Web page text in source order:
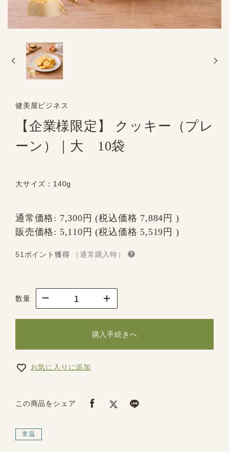
健美屋ビジネス
【企業様限定】 クッキー（プレ
ーン）｜大 10袋
大サイズ：140g
通常価格: 7,300円 (税込価格 7,884円 )
販売価格: 5,110円 (税込価格 5,519円 )
51ポイント獲得 （通常購入時）
数量
購入手続きへ
お気に入りに追加
この商品をシェア
常温